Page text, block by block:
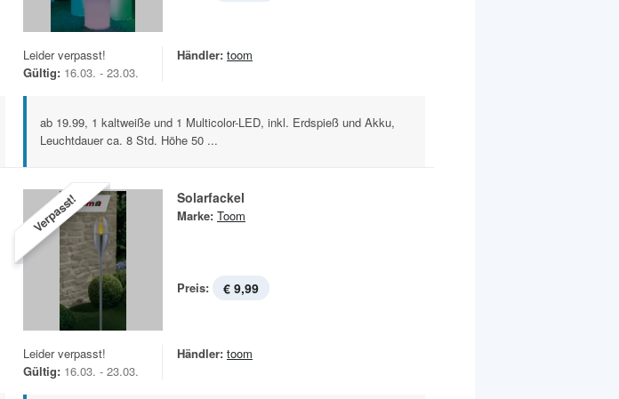
Leider verpasst!
Gültig: 16.03. - 23.03.
Händler: toom
ab 19.99, 1 kaltweiße und 1 Multicolor-LED, inkl. Erdspieß und Akku,
Leuchtdauer ca. 8 Std. Höhe 50 ...
Verpasst! Solarfackel
Marke: Toom
Preis: € 9,99
Leider verpasst!
Gültig: 16.03. - 23.03.
Händler: toom